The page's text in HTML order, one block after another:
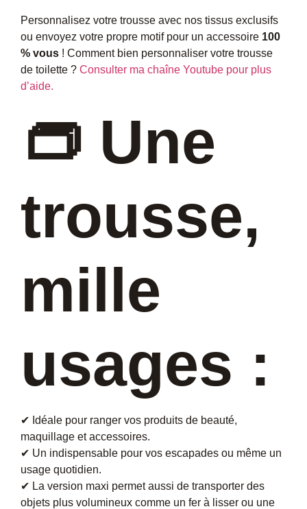
Personnalisez votre trousse avec nos tissus exclusifs
ou envoyez votre propre motif pour un accessoire 100
% vous ! Comment bien personnaliser votre trousse
de toilette ? Consulter ma chaîne Youtube pour plus
d’aide.
👝 Une
trousse,
mille
usages :
✔ Idéale pour ranger vos produits de beauté,
maquillage et accessoires.
✔ Un indispensable pour vos escapades ou même un
usage quotidien.
✔ La version maxi permet aussi de transporter des
objets plus volumineux comme un fer à lisser ou une